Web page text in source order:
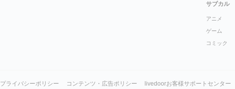
サブカル
アニメ
ゲーム
コミック
プライバシーポリシー コンテンツ・広告ポリシー livedoorお客様サポートセンター